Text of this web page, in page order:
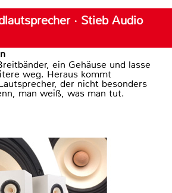
· Stieb Audio
ein Gehäuse und lasse
weg. Heraus kommt
der nicht besonders
man weiß, was man tut.